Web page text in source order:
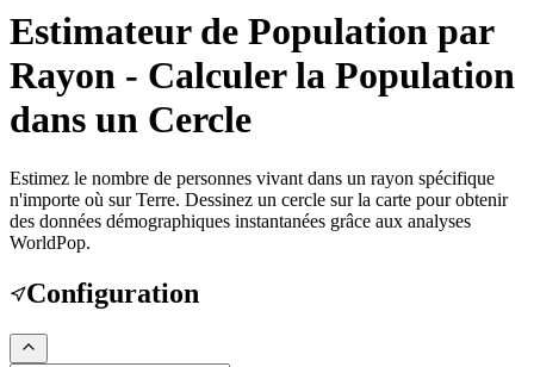
Estimateur de Population par
Rayon - Calculer la Population
dans un Cercle
Estimez le nombre de personnes vivant dans un rayon spécifique
n'importe où sur Terre. Dessinez un cercle sur la carte pour obtenir
des données démographiques instantanées grâce aux analyses
WorldPop.
Configuration